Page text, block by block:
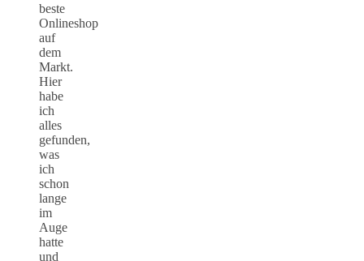
beste
Onlineshop
auf
dem
Markt.
Hier
habe
ich
alles
gefunden,
was
ich
schon
lange
im
Auge
hatte
und